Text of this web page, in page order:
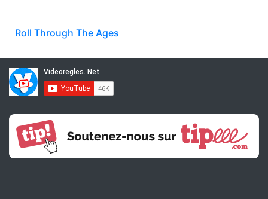
Roll Through The Ages